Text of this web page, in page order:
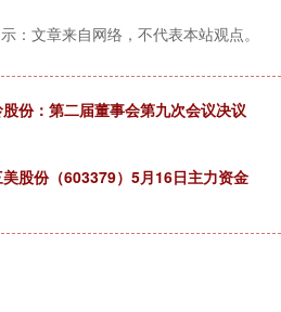
：文章来自网络，不代表本站观点。
份：第二届董事会第九次会议决议
股份（603379）5月16日主力资金